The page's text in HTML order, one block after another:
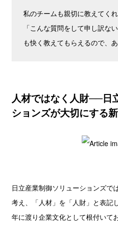
私のチームも親切に教えてく
「こんな質問をして申し訳な
も快く教えてもらえるので、
人材ではなく人財──日
ションズが大切にする
日立産業制御ソリューションズで
考え、「人材」を「人財」と表記
年に渡り企業文化として根付いて